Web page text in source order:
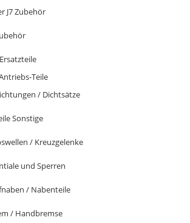
J7 Zubehör
Teile
/ Dichtsätze
Sonstige
/ Kreuzgelenke
und Sperren
/ Nabenteile
/ Handbremse